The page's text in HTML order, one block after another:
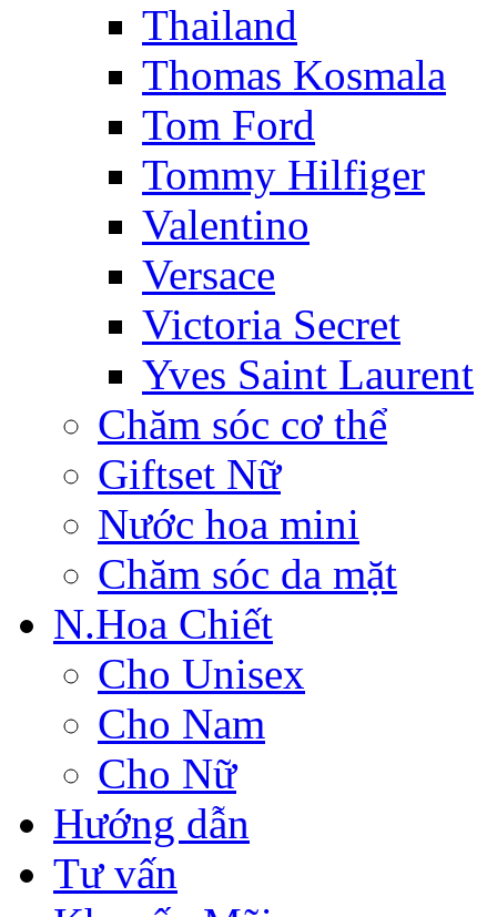
Thailand
Thomas Kosmala
Tom Ford
Tommy Hilfiger
Valentino
Versace
Victoria Secret
Yves Saint Laurent
Chăm sóc cơ thể
Giftset Nữ
Nước hoa mini
Chăm sóc da mặt
N.Hoa Chiết
Cho Unisex
Cho Nam
Cho Nữ
Hướng dẫn
Tư vấn